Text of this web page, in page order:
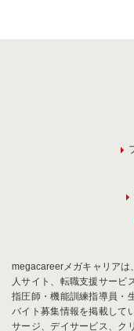
megacareerメガキャリアは
人サイト、転職支援サービ
指圧師・機能訓練指導員・
バイト募集情報を掲載して
サージ、デイサービス、ク